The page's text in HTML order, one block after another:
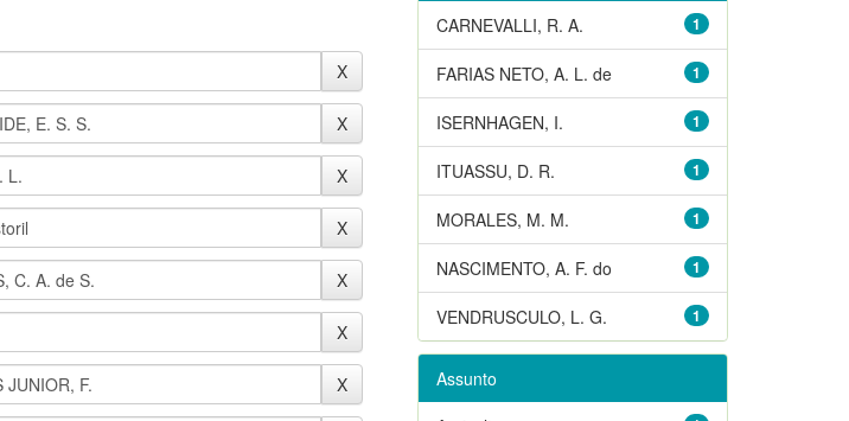
1
CARNEVALLI, R. A.
1
FARIAS NETO, A. L. de
1
ISERNHAGEN, I.
1
ITUASSU, D. R.
1
MORALES, M. M.
1
NASCIMENTO, A. F. do
1
VENDRUSCULO, L. G.
Assunto